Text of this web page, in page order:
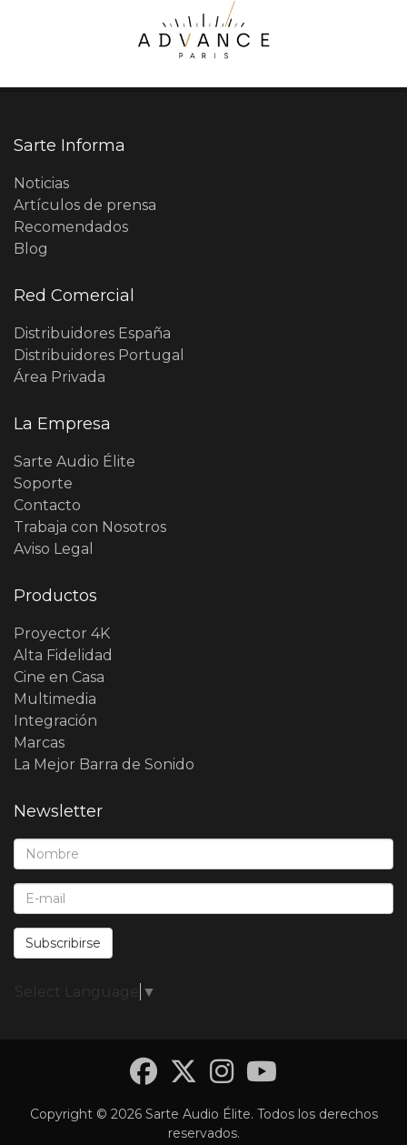
Sarte Informa
Noticias
Artículos de prensa
Recomendados
Blog
Red Comercial
Distribuidores España
Distribuidores Portugal
Área Privada
La Empresa
Sarte Audio Élite
Soporte
Contacto
Trabaja con Nosotros
Aviso Legal
Productos
Proyector 4K
Alta Fidelidad
Cine en Casa
Multimedia
Integración
Marcas
La Mejor Barra de Sonido
Newsletter
Nombre*:
E-Mail*:
Subscribirse
Select Language ▼
Facebook
Twitter
Copyright © 2026 Sarte Audio Élite. Todos los derechos
reservados.